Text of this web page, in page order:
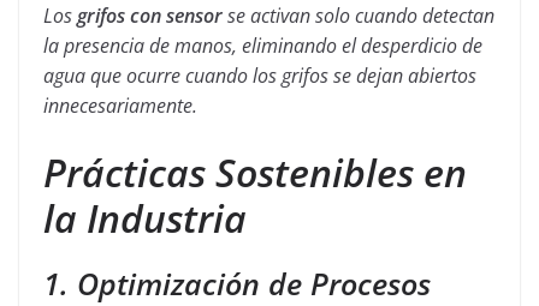
Losgrifos con sensorse activan solo cuando detectan
la presencia de manos, eliminando el desperdicio de
agua que ocurre cuando los grifos se dejan abiertos
innecesariamente.
Prácticas Sostenibles en
la Industria
1. Optimización de Procesos